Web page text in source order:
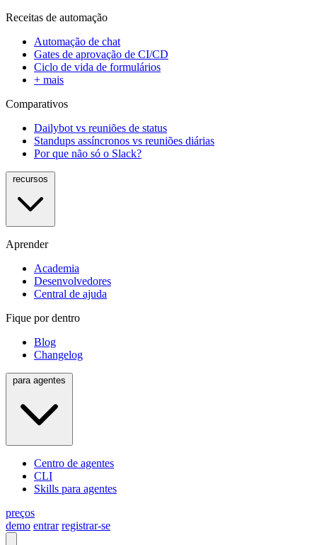
Receitas de automação
Automação de chat
Gates de aprovação de CI/CD
Ciclo de vida de formulários
+ mais
Comparativos
Dailybot vs reuniões de status
Standups assíncronos vs reuniões diárias
Por que não só o Slack?
Aprender
Academia
Desenvolvedores
Central de ajuda
Fique por dentro
Blog
Changelog
Centro de agentes
CLI
Skills para agentes
preços
demo entrar registrar-se